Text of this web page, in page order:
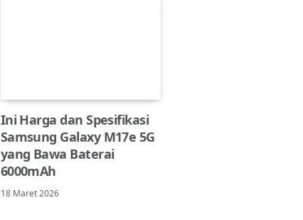
Ini Harga dan Spesifikasi
Samsung Galaxy M17e 5G
yang Bawa Baterai
6000mAh
18 Maret 2026